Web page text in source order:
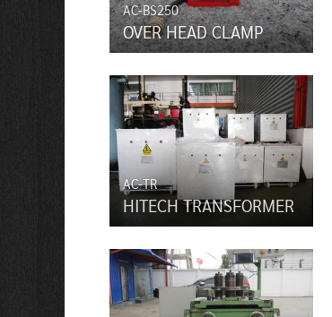
AC-BS250
OVER HEAD CLAMP
AC-TR
HITECH TRANSFORMER